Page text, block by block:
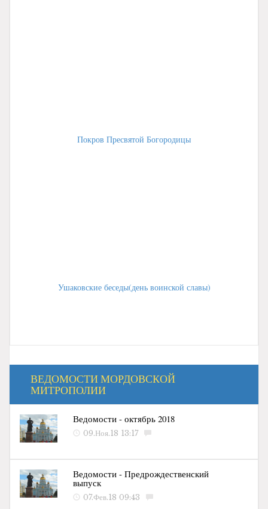
Покров Пресвятой Богородицы
Ушаковские беседы(день воинской славы)
ВЕДОМОСТИ МОРДОВСКОЙ
МИТРОПОЛИИ
Ведомости - октябрь 2018
09.Ноя.18 13:17
Ведомости - Предрождественский
выпуск
07.Фев.18 09:43